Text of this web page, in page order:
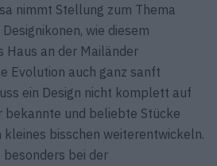
nimmt Stellung zum Thema
wie diesem
Haus an der Mailänder
Evolution auch ganz sanft
ein Design nicht komplett auf
bekannte und beliebte Stücke
bisschen weiterentwickeln.
besonders bei der